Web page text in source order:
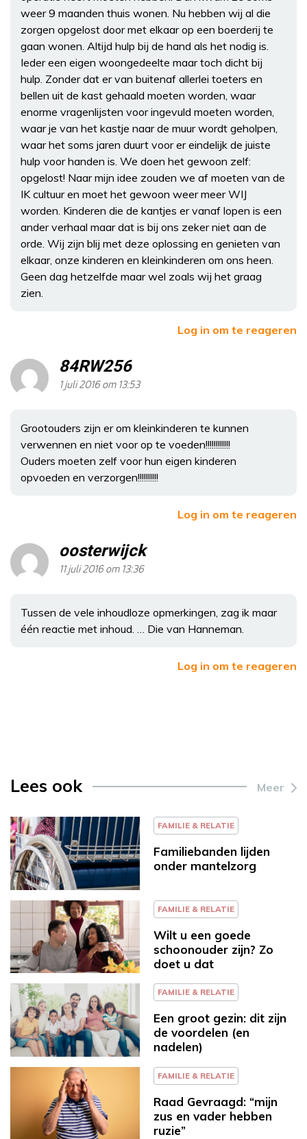
weer 9 maanden thuis wonen. Nu hebben wij al die
zorgen opgelost door met elkaar op een boerderij te
gaan wonen. Altijd hulp bij de hand als het nodig is.
Ieder een eigen woongedeelte maar toch dicht bij
hulp. Zonder dat er van buitenaf allerlei toeters en
bellen uit de kast gehaald moeten worden, waar
enorme vragenlijsten voor ingevuld moeten worden,
waar je van het kastje naar de muur wordt geholpen,
waar het soms jaren duurt voor er eindelijk de juiste
hulp voor handen is. We doen het gewoon zelf:
opgelost! Naar mijn idee zouden we af moeten van de
IK cultuur en moet het gewoon weer meer WIJ
worden. Kinderen die de kantjes er vanaf lopen is een
ander verhaal maar dat is bij ons zeker niet aan de
orde. Wij zijn blij met deze oplossing en genieten van
elkaar, onze kinderen en kleinkinderen om ons heen.
Geen dag hetzelfde maar wel zoals wij het graag
zien.
Log in om te reageren
84RW256
1 juli 2016 om 13:53
Grootouders zijn er om kleinkinderen te kunnen
verwennen en niet voor op te voeden!!!!!!!!!!!!
Ouders moeten zelf voor hun eigen kinderen
opvoeden en verzorgen!!!!!!!!!!
Log in om te reageren
oosterwijck
11 juli 2016 om 13:36
Tussen de vele inhoudloze opmerkingen, zag ik maar
één reactie met inhoud. … Die van Hanneman.
Log in om te reageren
Lees ook Meer
FAMILIE & RELATIE
Familiebanden lijden
onder mantelzorg
FAMILIE & RELATIE
Wilt u een goede
schoonouder zijn? Zo
doet u dat
FAMILIE & RELATIE
Een groot gezin: dit zijn
de voordelen (en
nadelen)
FAMILIE & RELATIE
Raad Gevraagd: “mijn
zus en vader hebben
ruzie”